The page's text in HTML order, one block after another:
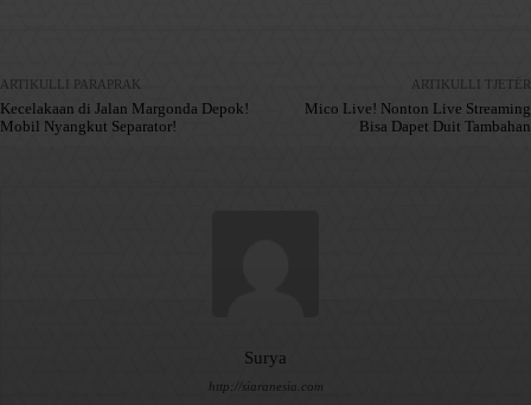
ARTIKULLI PARAPRAK
Kecelakaan di Jalan Margonda Depok!
Mobil Nyangkut Separator!
ARTIKULLI TJETËR
Mico Live! Nonton Live Streaming
Bisa Dapet Duit Tambahan
Surya
http://siaranesia.com